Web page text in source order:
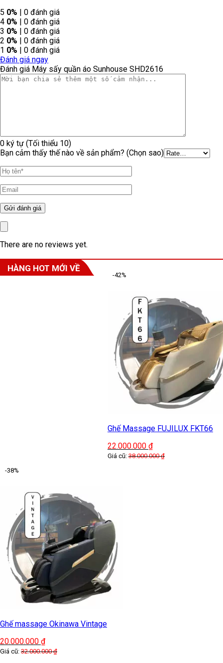
5 0% | 0 đánh giá
4 0% | 0 đánh giá
3 0% | 0 đánh giá
2 0% | 0 đánh giá
1 0% | 0 đánh giá
Đánh giá ngay
Đánh giá Máy sấy quần áo Sunhouse SHD2616
0 ký tự (Tối thiểu 10)
Bạn cảm thấy thế nào về sản phẩm? (Chọn sao)
There are no reviews yet.
HÀNG HOT MỚI VỀ
-42%
Ghế Massage FUJILUX FKT66
22.000.000 ₫
Giá cũ: 38.000.000₫
-38%
Ghế massage Okinawa Vintage
20.000.000 ₫
Giá cũ: 32.000.000₫